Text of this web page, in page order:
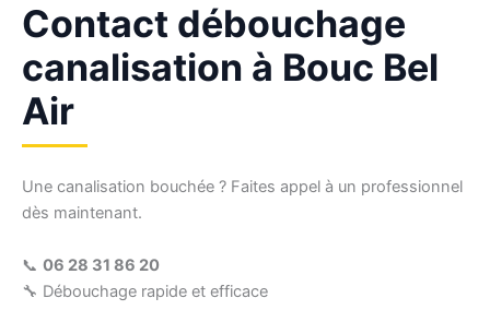
Contact débouchage
canalisation à Bouc Bel
Air
Une canalisation bouchée ? Faites appel à un professionnel
dès maintenant.
📞 06 28 31 86 20
🔧 Débouchage rapide et efficace